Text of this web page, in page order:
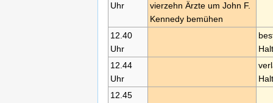
Uhr
vierzehn Ärzte um John F.
Kennedy bemühen
12.40
Uhr
12.44
Uhr
12.45